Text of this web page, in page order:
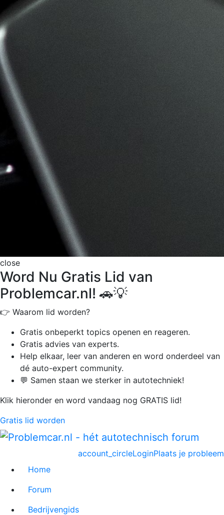
close
Word Nu Gratis Lid van
Problemcar.nl! 🚗💡
👉 Waarom lid worden?
Gratis onbeperkt topics openen en reageren.
Gratis advies van experts.
Help elkaar, leer van anderen en word onderdeel van
dé auto-expert community.
💬 Samen staan we sterker in autotechniek!
Klik hieronder en word vandaag nog GRATIS lid!
Gratis lid worden
Plaats je probleem
account_circleLogin
Home
Forum
Bedrijvengids